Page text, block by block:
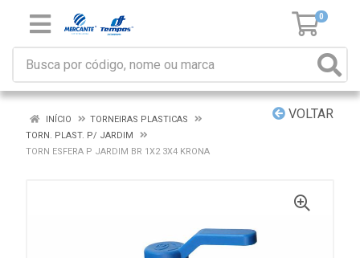
0
VOLTAR
INÍCIO
TORNEIRAS PLASTICAS
TORN. PLAST. P/ JARDIM
TORN ESFERA P JARDIM BR 1X2 3X4 KRONA